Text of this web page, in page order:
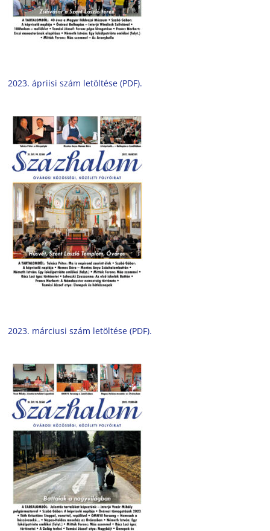
2023. ápriisi szám letöltése (PDF).
2023. márciusi szám letöltése (PDF).